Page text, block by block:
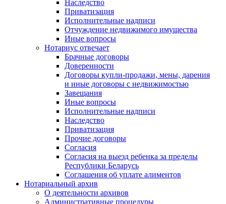
Наследство
Приватизация
Исполнительные надписи
Отчуждение недвижимого имущества
Иные вопросы
Нотариус отвечает
Брачные договоры
Доверенности
Договоры купли-продажи, мены, дарения
и иные договоры с недвижимостью
Завещания
Иные вопросы
Исполнительные надписи
Наследство
Приватизация
Прочие договоры
Согласия
Согласия на выезд ребенка за пределы
Республики Беларусь
Соглашения об уплате алиментов
Нотариальный архив
О деятельности архивов
Административные процедуры